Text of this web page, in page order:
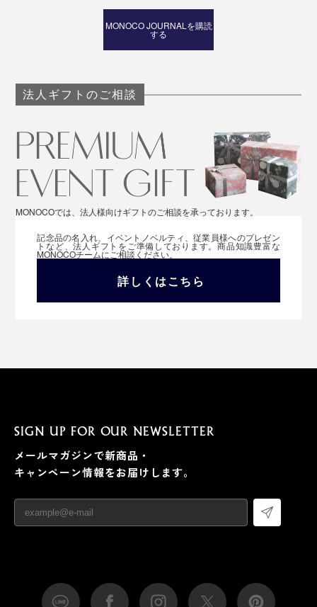
MONOCO JOURNALを購読
する
法人ギフトのご相談
MONOCOでは、法人様向けギフトのご相談を承っております。
記念品の名入れ、イベントノベルティ、従業員様へのプレゼン
トなど、法人ギフトをご準備しております。商品知識豊富な
MONOCOチームにご相談ください。
詳しくはこちら
SIGN UP FOR OUR NEWSLETTER
メールマガジンで新商品・
キャンペーン情報をお届けします。